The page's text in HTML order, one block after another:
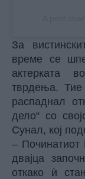
За
време се
актерката
тврдења. Тие
распаднал
дело“ со
Сунал, кој
–
двајца
откако ѝ